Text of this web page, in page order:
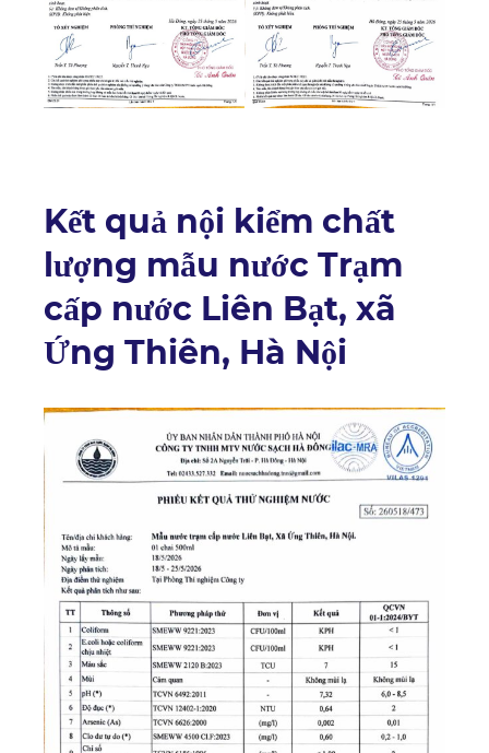
Kết quả nội kiểm chất
lượng mẫu nước Trạm
cấp nước Liên Bạt, xã
Ứng Thiên, Hà Nội